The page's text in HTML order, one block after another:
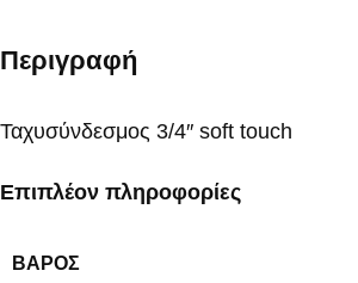
Περιγραφή
Ταχυσύνδεσμος 3/4″ soft touch
Επιπλέον πληροφορίες
ΒΆΡΟΣ